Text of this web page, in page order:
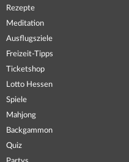
Rezepte
Meditation
Ausflugsziele
Freizeit-Tipps
Ticketshop
Lotto Hessen
Spiele
Mahjong
Backgammon
Quiz